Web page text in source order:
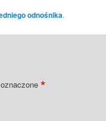
odnośnika.
*